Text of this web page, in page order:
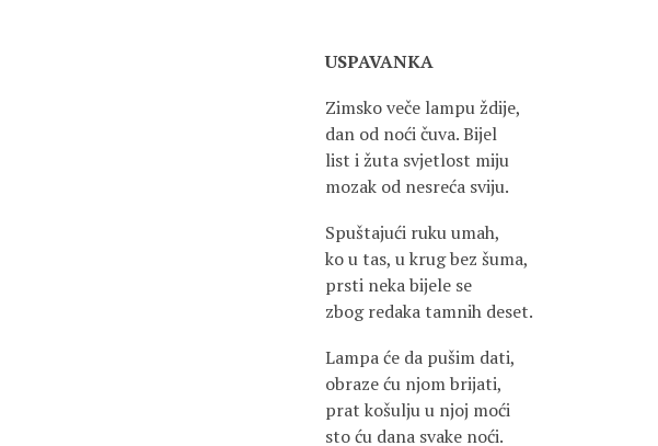
USPAVANKA
Zimsko veče lampu ždije,
dan od noći čuva. Bijel
list i žuta svjetlost miju
mozak od nesreća sviju.
Spuštajući ruku umah,
ko u tas, u krug bez šuma,
prsti neka bijele se
zbog redaka tamnih deset.
Lampa će da pušim dati,
obraze ću njom brijati,
prat košulju u njoj moći
sto ću dana svake noći.